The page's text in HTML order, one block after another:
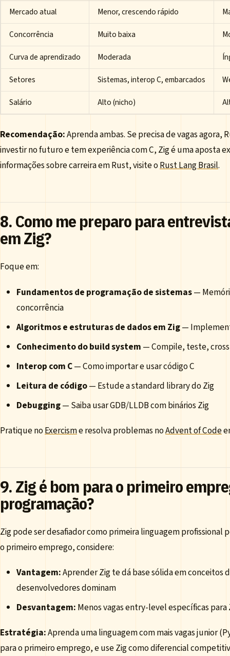
Mercado atual Menor, crescendo rápido
Concorrência
Muito baixa
Curva de aprendizado
Moderada
Setores
Sistemas, interop C, embarcados
Salário
Alto (nicho)
Recomendação:Aprenda ambas. Se precisa de vagas agora,
investir no futuro e tem experiência com C, Zig é uma aposta
informações sobre carreira em Rust, visite oRust Lang Brasil.
8. Como me preparo para
em Zig?
Foque em:
Fundamentos de programação de sistemas—
concorrência
Algoritmos e estruturas de dados em Zig—
Conhecimento do build system — Compile, teste,
Interop com C— Como importar e usar código C
Leitura de código— Estude a standard library do Zig
Debugging— Saiba usar GDB/LLDB com binários Zig
Pratique noExercisme resolva problemas noAdvent of Code
9. Zig é bom para o primeiro
programação?
Zig pode ser desafiador como primeira linguagem profissional
o primeiro emprego, considere:
Vantagem:Aprender Zig te dá base sólida em conceitos
desenvolvedores dominam
Desvantagem: Menos vagas entry-level específicas para
Estratégia:Aprenda uma linguagem com mais vagas junior
para o primeiro emprego, e use Zig como diferencial